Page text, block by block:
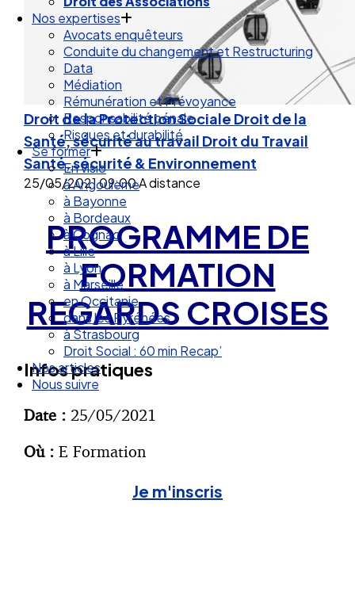
Avocats enquêteurs
Conduite du changement et Restructuring
Data
Médiation
Rémunération et Prévoyance
Responsabilité pénale
Risques et durabilité
Se former
En visio
à Angouleme
à Bayonne
à Bordeaux
à Cognac
à Lille
à Lyon
à Marseille
en Occitanie
dans les Pyrénées
à Strasbourg
Droit Social : 60 min Recap’
Nos articles
Nous suivre
Droit de la Protection Sociale Droit de la
Santé, sécurité au travail Droit du Travail
Santé, sécurité & Environnement
25/05/202109:00A distance
PROGRAMME DE
FORMATION
REGARDS CROISES
Infos pratiques
Date : 25/05/2021
Où : E Formation
Je m'inscris